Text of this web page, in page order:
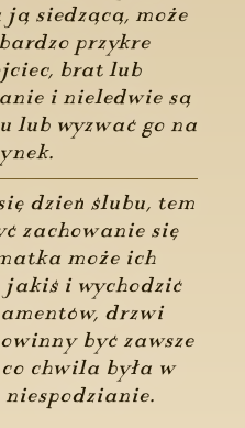
siedzącą, może
przykre
brat lub
i nieledwie są
lub wyzwać go na
dzień ślubu, tem
zachowanie się
może ich
jakiś i wychodzić
drzwi
być zawsze
chwila była w
niespodzianie.